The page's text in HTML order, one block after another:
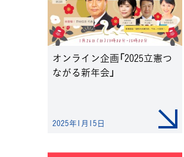
オンライン企画「2025立憲つ
ながる新年会」
2025年1月15日